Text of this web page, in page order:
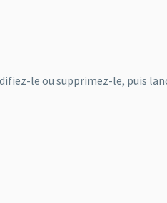
le ou supprimez-le, puis